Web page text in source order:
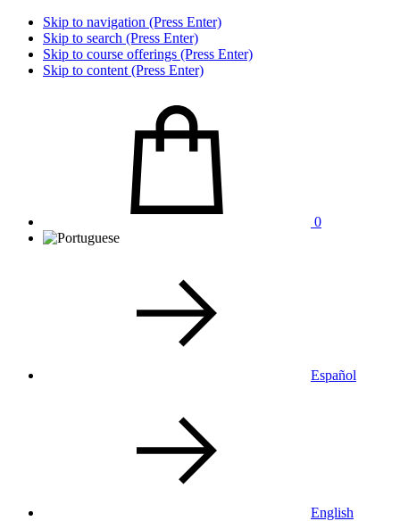
Skip to navigation (Press Enter)
Skip to search (Press Enter)
Skip to course offerings (Press Enter)
Skip to content (Press Enter)
0
Español
English